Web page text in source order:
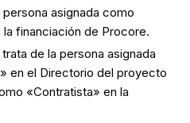
persona asignada como
financiación de Procore.
trata de la persona asignada
en el Directorio del proyecto
«Contratista» en la